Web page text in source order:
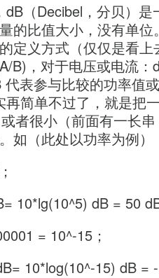
（Decibel，分贝）是
的比值大小，没有单位
定义方式（仅仅是看上
B)，对于电压或电流：
表参与比较的功率值
简单不过了，就是把
者很小（前面有一长
如（此处以功率为例）
10*lg(10^5) dB = 50
= 10^-15；
10*log(10^-15) dB =